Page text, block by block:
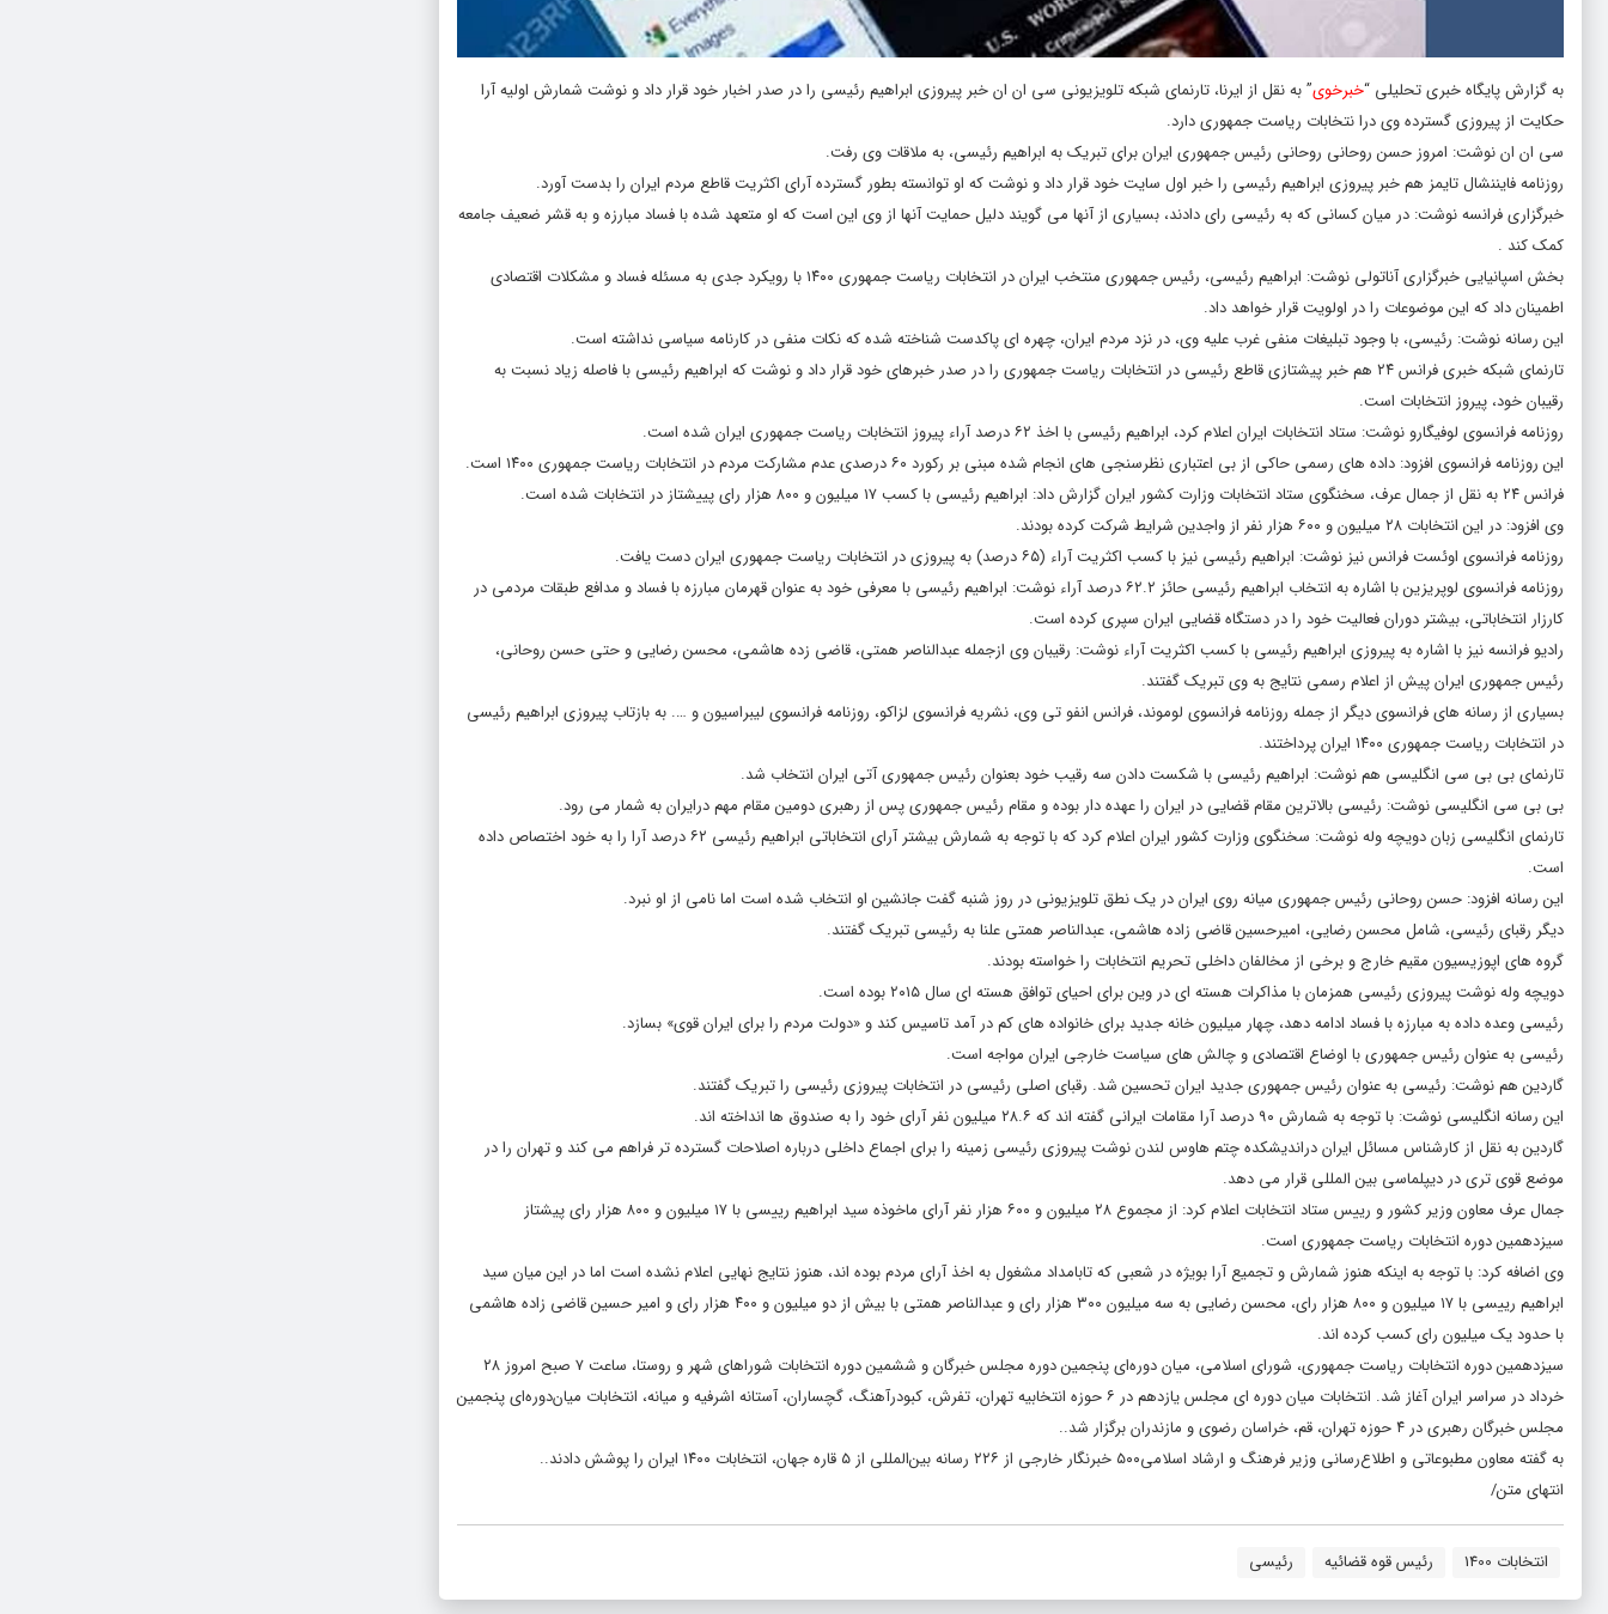
به گزارش پایگاه خبری تحلیلی “خبرخوی” به نقل از ایرنا، تارنمای شبکه تلویزیونی سی ان ان خبر پیروزی ابراهیم رئیسی را در صدر اخبار خود قرار داد و نوشت شمارش اولیه آرا
حکایت از پیروزی گسترده وی درا نتخابات ریاست جمهوری دارد.
سی ان ان نوشت: امروز حسن روحانی روحانی رئیس جمهوری ایران برای تبریک به ابراهیم رئیسی، به ملاقات وی رفت.
روزنامه فایننشال تایمز هم خبر پیروزی ابراهیم رئیسی را خبر اول سایت خود قرار داد و نوشت که او توانسته بطور گسترده آرای اکثریت قاطع مردم ایران را بدست آورد.
خبرگزاری فرانسه نوشت: در میان کسانی که به رئیسی رای دادند، بسیاری از آنها می گویند دلیل حمایت آنها از وی این است که او متعهد شده با فساد مبارزه و به قشر ضعیف جامعه
کمک کند .
بخش اسپانیایی خبرگزاری آناتولی نوشت: ابراهیم رئیسی، رئیس جمهوری منتخب ایران در انتخابات ریاست جمهوری ۱۴۰۰ با رویکرد جدی به مسئله فساد و مشکلات اقتصادی
اطمینان داد که این موضوعات را در اولویت قرار خواهد داد.
این رسانه نوشت: رئیسی، با وجود تبلیغات منفی غرب علیه وی، در نزد مردم ایران، چهره ای پاکدست شناخته شده که نکات منفی در کارنامه سیاسی نداشته است.
تارنمای شبکه خبری فرانس ۲۴ هم خبر پیشتازی قاطع رئیسی در انتخابات ریاست جمهوری را در صدر خبرهای خود قرار داد و نوشت که ابراهیم رئیسی با فاصله زیاد نسبت به
رقیبان خود، پیروز انتخابات است.
روزنامه فرانسوی لوفیگارو نوشت: ستاد انتخابات ایران اعلام کرد، ابراهیم رئیسی با اخذ ۶۲ درصد آراء پیروز انتخابات ریاست جمهوری ایران شده است.
این روزنامه فرانسوی افزود: داده های رسمی حاکی از بی اعتباری نظرسنجی های انجام شده مبنی بر رکورد ۶۰ درصدی عدم مشارکت مردم در انتخابات ریاست جمهوری ۱۴۰۰ است.
فرانس ۲۴ به نقل از جمال عرف، سخنگوی ستاد انتخابات وزارت کشور ایران گزارش داد: ابراهیم رئیسی با کسب ۱۷ میلیون و ۸۰۰ هزار رای پییشتاز در انتخابات شده است.
وی افزود: در این انتخابات ۲۸ میلیون و ۶۰۰ هزار نفر از واجدین شرایط شرکت کرده بودند.
روزنامه فرانسوی اوئست فرانس نیز نوشت: ابراهیم رئیسی نیز با کسب اکثریت آراء (۶۵ درصد) به پیروزی در انتخابات ریاست جمهوری ایران دست یافت.
روزنامه فرانسوی لوپریزین با اشاره به انتخاب ابراهیم رئیسی حائز ۶۲.۲ درصد آراء نوشت: ابراهیم رئیسی با معرفی خود به عنوان قهرمان مبارزه با فساد و مدافع طبقات مردمی در
کارزار انتخاباتی، بیشتر دوران فعالیت خود را در دستگاه قضایی ایران سپری کرده است.
رادیو فرانسه نیز با اشاره به پیروزی ابراهیم رئیسی با کسب اکثریت آراء نوشت: رقیبان وی ازجمله عبدالناصر همتی، قاضی زده هاشمی، محسن رضایی و حتی حسن روحانی،
رئیس جمهوری ایران پیش از اعلام رسمی نتایج به وی تبریک گفتند.
بسیاری از رسانه های فرانسوی دیگر از جمله روزنامه فرانسوی لوموند، فرانس انفو تی وی، نشریه فرانسوی لزاکو، روزنامه فرانسوی لیبراسیون و …. به بازتاب پیروزی ابراهیم رئیسی
در انتخابات ریاست جمهوری ۱۴۰۰ ایران پرداختند.
تارنمای بی بی سی انگلیسی هم نوشت: ابراهیم رئیسی با شکست دادن سه رقیب خود بعنوان رئیس جمهوری آتی ایران انتخاب شد.
بی بی سی انگلیسی نوشت: رئیسی بالاترین مقام قضایی در ایران را عهده دار بوده و مقام رئیس جمهوری پس از رهبری دومین مقام مهم درایران به شمار می رود.
تارنمای انگلیسی زبان دویچه وله نوشت: سخنگوی وزارت کشور ایران اعلام کرد که با توجه به شمارش بیشتر آرای انتخاباتی ابراهیم رئیسی ۶۲ درصد آرا را به خود اختصاص داده
است.
این رسانه افزود: حسن روحانی رئیس جمهوری میانه روی ایران در یک نطق تلویزیونی در روز شنبه گفت جانشین او انتخاب شده است اما نامی از او نبرد.
دیگر رقبای رئیسی، شامل محسن رضایی، امیرحسین قاضی زاده هاشمی، عبدالناصر همتی علنا به رئیسی تبریک گفتند.
گروه های اپوزیسیون مقیم خارج و برخی از مخالفان داخلی تحریم انتخابات را خواسته بودند.
دویچه وله نوشت پیروزی رئیسی همزمان با مذاکرات هسته ای در وین برای احیای توافق هسته ای سال ۲۰۱۵ بوده است.
رئیسی وعده داده به مبارزه با فساد ادامه دهد، چهار میلیون خانه جدید برای خانواده های کم در آمد تاسیس کند و «دولت مردم را برای ایران قوی» بسازد.
رئیسی به عنوان رئیس جمهوری با اوضاع اقتصادی و چالش های سیاست خارجی ایران مواجه است.
گاردین هم نوشت: رئیسی به عنوان رئیس جمهوری جدید ایران تحسین شد. رقبای اصلی رئیسی در انتخابات پیروزی رئیسی را تبریک گفتند.
این رسانه انگلیسی نوشت: با توجه به شمارش ۹۰ درصد آرا مقامات ایرانی گفته اند که ۲۸.۶ میلیون نفر آرای خود را به صندوق ها انداخته اند.
گاردین به نقل از کارشناس مسائل ایران دراندیشکده چتم هاوس لندن نوشت پیروزی رئیسی زمینه را برای اجماع داخلی درباره اصلاحات گسترده تر فراهم می کند و تهران را در
موضع قوی تری در دیپلماسی بین المللی قرار می دهد.
جمال عرف معاون وزیر کشور و رییس ستاد انتخابات اعلام کرد: از مجموع ۲۸ میلیون و ۶۰۰ هزار نفر آرای ماخوذه سید ابراهیم رییسی با ۱۷ میلیون و ۸۰۰ هزار رای پیشتاز
سیزدهمین دوره انتخابات ریاست جمهوری است.
وی اضافه کرد: با توجه به اینکه هنوز شمارش و تجمیع آرا بویژه در شعبی که تابامداد مشغول به اخذ آرای مردم بوده اند، هنوز نتایج نهایی اعلام نشده است اما در این میان سید
ابراهیم رییسی با ۱۷ میلیون و ۸۰۰ هزار رای، محسن رضایی به سه میلیون ۳۰۰ هزار رای و عبدالناصر همتی با بیش از دو میلیون و ۴۰۰ هزار رای و امیر حسین قاضی زاده هاشمی
با حدود یک میلیون رای کسب کرده اند.
سیزدهمین دوره انتخابات ریاست جمهوری، شورای اسلامی، میان دوره‌ای پنجمین دوره مجلس خبرگان و ششمین دوره انتخابات شوراهای شهر و روستا، ساعت ۷ صبح امروز ۲۸
خرداد در سراسر ایران آغاز شد. انتخابات میان دوره ای مجلس یازدهم در ۶ حوزه انتخابیه تهران، تفرش، کبودرآهنگ، گچساران، آستانه اشرفیه و میانه، انتخابات میان‌دوره‌ای پنجمین
مجلس خبرگان رهبری در ۴ حوزه تهران، قم، خراسان رضوی و مازندران برگزار شد..
به گفته معاون مطبوعاتی و اطلاع‌رسانی وزیر فرهنگ و ارشاد اسلامی۵۰۰ خبرنگار خارجی از ۲۲۶ رسانه بین‌المللی از ۵ قاره جهان، انتخابات ۱۴۰۰ ایران را پوشش دادند..
انتهای متن/
انتخابات 1400 رئیس قوه قضائیه رئیسی